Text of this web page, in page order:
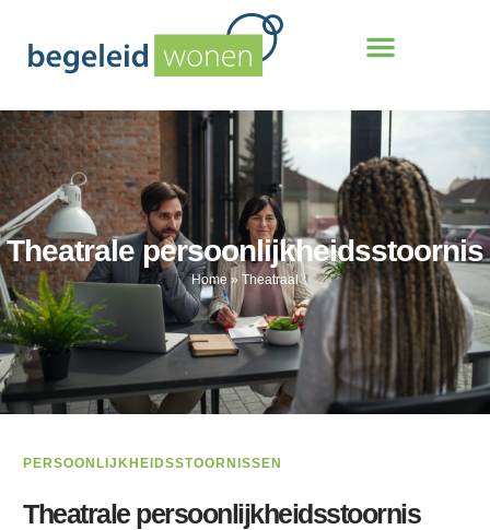
Theatrale persoonlijkheidsstoornis
Home » Theatraal
PERSOONLIJKHEIDSSTOORNISSEN
Theatrale persoonlijkheidsstoornis